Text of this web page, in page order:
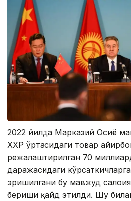
2022 йилда Марказий Осиё
ХХР ўртасидаги товар
режалаштирилган 70
даражасидаги
эришилгани бу мавжуд
бериши қайд этилди. Шу